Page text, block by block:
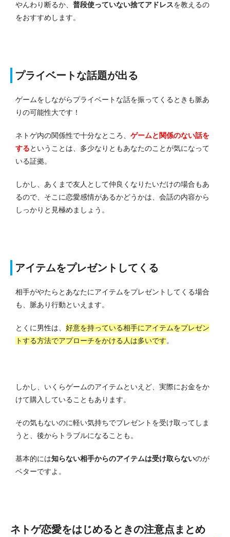
やんわり断るか、 普段使っていない捨てアドレスを教えるの
をおすすめします。
プライベートな話題が出る
ゲームをしながらプライベートな話を振ってくるときも脈あ
りの可能性大です！
ネトゲ内の関係性で十分なところ、 ゲームと関係のない話を
するということは、多少なりともあなたのことが気になって
いる証拠。
しかし、あくまで友人として仲良くなりたいだけの場合もあ
るので、そこに恋愛感情があるかどうかは、会話の内容から
しっかりと見極めましょう。
アイテムをプレゼントしてくる
相手がやたらとあなたにアイテムをプレゼントしてくる場合
も、脈あり行動といえます。
とくに男性は、 好意を持っている相手にアイテムをプレゼン
トする方法でアプローチをかける人は多いです。
しかし、いくらゲームのアイテムといえど、実際にお金をか
けて購入していることもあります。
その気もないのに軽い気持ちでプレゼントを受け取ってしま
うと、後からトラブルになることも。
基本的には知らない相手からのアイテムは受け取らないのが
ベターですよ。
ネトゲ恋愛をはじめるときの注意点まとめ